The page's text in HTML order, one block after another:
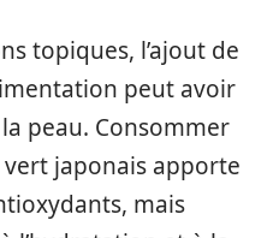
topiques, l’ajout de
peut avoir
peau. Consommer
japonais apporte
mais